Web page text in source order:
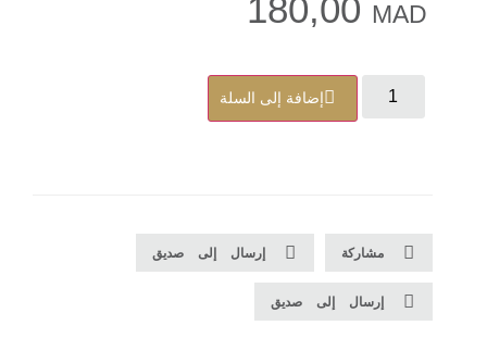
180,00 MAD
إضافة إلى السلة
مشاركة إرسال إلى صديق
إرسال إلى صديق